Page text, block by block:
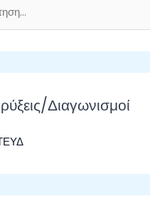
Διαγωνισμοί